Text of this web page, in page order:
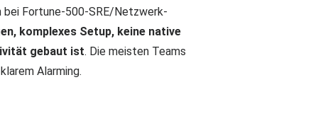
Fortune-500-SRE/Netzwerk-
komplexes Setup, keine native
gebaut ist. Die meisten Teams
Alarming.